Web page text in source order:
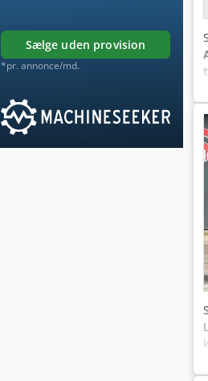
sælge uden provision
*pr. annonce/md.